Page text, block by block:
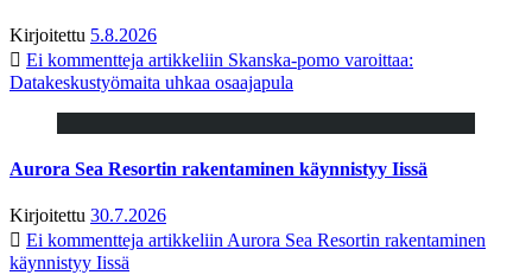
Kirjoitettu 5.8.2026
Ei kommentteja artikkeliin Skanska-pomo varoittaa:
Datakeskustyömaita uhkaa osaajapula
Aurora Sea Resortin rakentaminen käynnistyy Iissä
Kirjoitettu 30.7.2026
Ei kommentteja artikkeliin Aurora Sea Resortin rakentaminen
käynnistyy Iissä